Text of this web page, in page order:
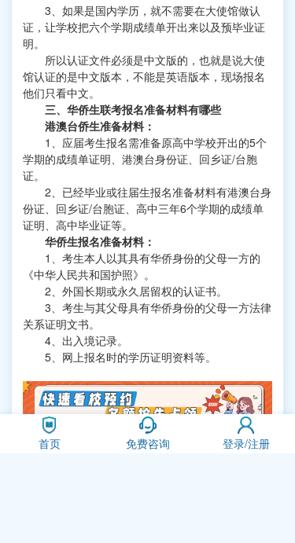
3、如果是国内学历，就不需要在大使馆做认
证，让学校把六个学期成绩单开出来以及预毕业证
明。
所以认证文件必须是中文版的，也就是说大使
馆认证的是中文版本，不能是英语版本，现场报名
他们只看中文。
三、华侨生联考报名准备材料有哪些
港澳台侨生准备材料：
1、应届考生报名需准备原高中学校开出的5个
学期的成绩单证明、港澳台身份证、回乡证/台胞
证。
2、已经毕业或往届生报名准备材料有港澳台身
份证、回乡证/台胞证、高中三年6个学期的成绩单
证明、高中毕业证等。
华侨生报名准备材料：
1、考生本人以其具有华侨身份的父母一方的
《中华人民共和国护照》。
2、外国长期或永久居留权的认证书。
3、考生与其父母具有华侨身份的父母一方法律
关系证明文书。
4、出入境记录。
5、网上报名时的学历证明资料等。
首页 免费咨询 登录/注册